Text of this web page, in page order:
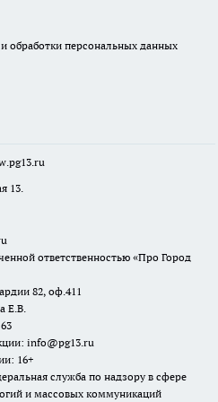
обработки персональных данных
13.
ответственностью «Про Город
82, оф.411
Е.В.
info@pg13.ru
16+
служба по надзору в сфере
и массовых коммуникаций